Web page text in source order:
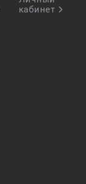
кабинет